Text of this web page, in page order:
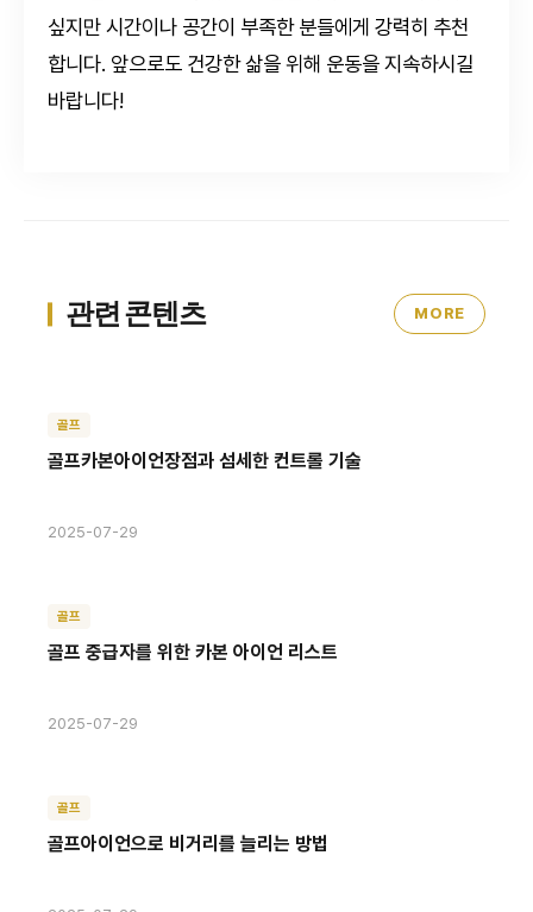
싶지만 시간이나 공간이 부족한 분들에게 강력히 추천
합니다. 앞으로도 건강한 삶을 위해 운동을 지속하시길
바랍니다!
관련 콘텐츠 MORE
골프
골프카본아이언장점과 섬세한 컨트롤 기술
2025-07-29
골프
골프 중급자를 위한 카본 아이언 리스트
2025-07-29
골프
골프아이언으로 비거리를 늘리는 방법